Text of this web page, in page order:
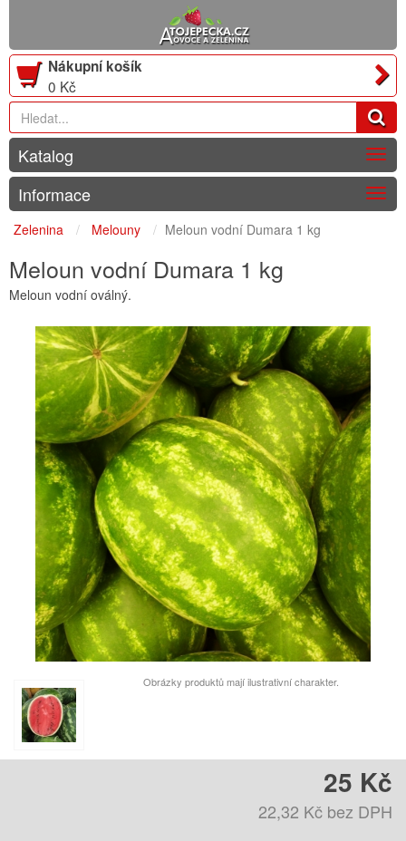
Nákupní košík
0 Kč
Katalog
Informace
Zelenina Melouny Meloun vodní Dumara 1 kg
Meloun vodní Dumara 1 kg
Meloun vodní oválný.
Obrázky produktů mají ilustrativní charakter.
25 Kč
22,32 Kč bez DPH